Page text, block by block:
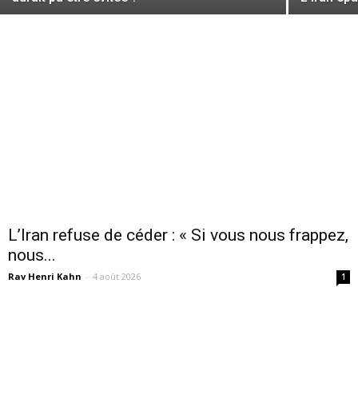
L’Iran refuse de céder : « Si vous nous frappez,
nous...
Rav Henri Kahn - 4 août 2026 1